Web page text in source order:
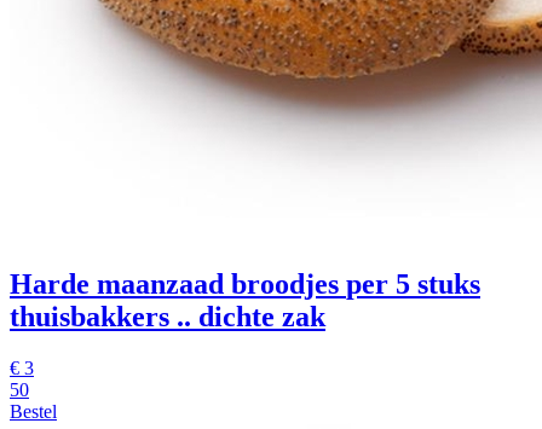
Harde maanzaad broodjes per 5 stuks
thuisbakkers .. dichte zak
€ 3
50
Bestel